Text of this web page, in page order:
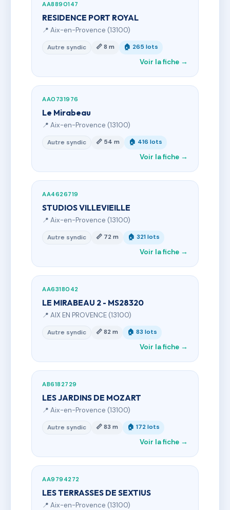
AA8890147
RESIDENCE PORT ROYAL
📍 Aix-en-Provence (13100)
Autre syndic 📏 8 m 🏠 265 lots
Voir la fiche →
AA0731976
Le Mirabeau
📍 Aix-en-Provence (13100)
Autre syndic 📏 54 m 🏠 416 lots
Voir la fiche →
AA4626719
STUDIOS VILLEVIEILLE
📍 Aix-en-Provence (13100)
Autre syndic 📏 72 m 🏠 321 lots
Voir la fiche →
AA6318042
LE MIRABEAU 2 - MS28320
📍 AIX EN PROVENCE (13100)
Autre syndic 📏 82 m 🏠 83 lots
Voir la fiche →
AB6182729
LES JARDINS DE MOZART
📍 Aix-en-Provence (13100)
Autre syndic 📏 83 m 🏠 172 lots
Voir la fiche →
AA9794272
LES TERRASSES DE SEXTIUS
📍 Aix-en-Provence (13100)